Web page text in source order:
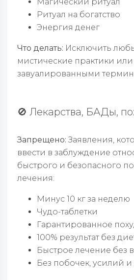
Ритуал на богатство
Энергия денег
Что делать: Исключить
мистические практики
завуалированными
🚫 Лекарства, БАДы,
Запрещено:Заявления,
ввести в заблуждение
быстрого и безопасного
лечения:
Минус 10 кг за неделю
Чудо-таблетки
Гарантированное
100% результат без
Быстрое лечение без
Без побочек, усилий